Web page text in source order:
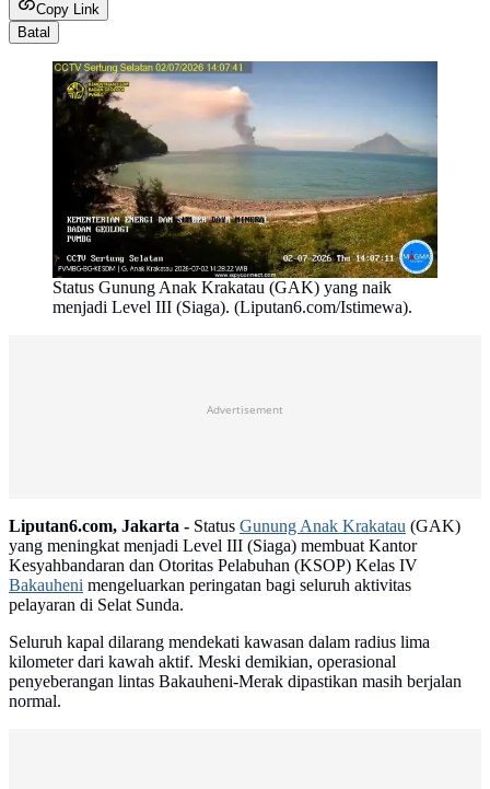
Copy Link
Batal
Status Gunung Anak Krakatau (GAK) yang naik
menjadi Level III (Siaga). (Liputan6.com/Istimewa).
Advertisement
Liputan6.com, Jakarta - Status Gunung Anak Krakatau (GAK)
yang meningkat menjadi Level III (Siaga) membuat Kantor
Kesyahbandaran dan Otoritas Pelabuhan (KSOP) Kelas IV
Bakauheni mengeluarkan peringatan bagi seluruh aktivitas
pelayaran di Selat Sunda.
Seluruh kapal dilarang mendekati kawasan dalam radius lima
kilometer dari kawah aktif. Meski demikian, operasional
penyeberangan lintas Bakauheni-Merak dipastikan masih berjalan
normal.